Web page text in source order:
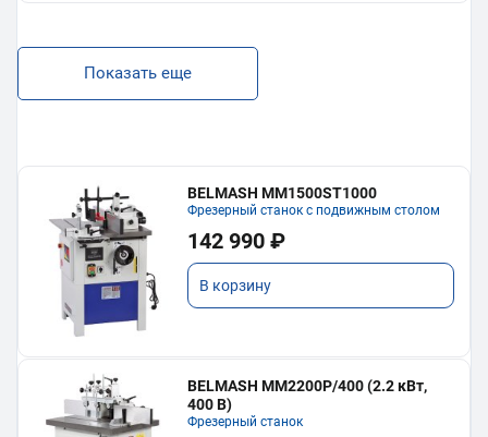
Показать еще
BELMASH MM1500ST1000
Фрезерный станок с подвижным столом
142 990 ₽
В корзину
BELMASH MM2200P/400 (2.2 кВт,
400 В)
Фрезерный станок